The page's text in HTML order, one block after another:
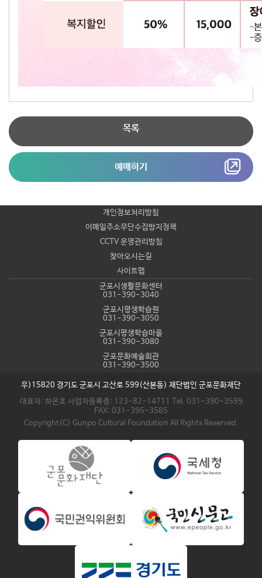
목록
예매하기
개인정보처리방침
이메일주소무단수집방지정책
CCTV 운영관리방침
찾아오시는길
사이트맵
군포시생활문화센터
031-390-3040
군포시평생학습원
031-390-3050
군포시평생학습마을
031-390-3080
군포문화예술회관
031-390-3500
우)15820 경기도 군포시 고산로 599(산본동) 재단법인 군포문화재단
대표자: 하은호 사업자등록증: 123-82-14711 Tel. 031-390-3599
FAX: 031-395-3585
Copyright(C) Gunpo Cultural Foundation All Rights Reserved.